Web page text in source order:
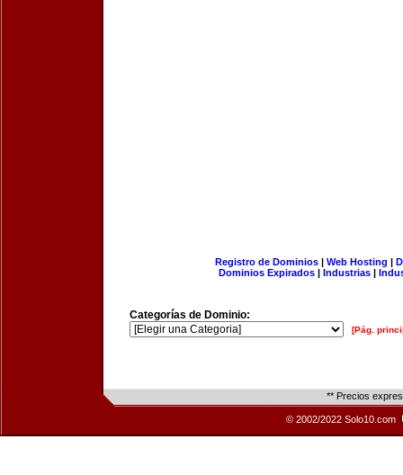
Registro de Dominios| Web Hosting |
Dominios Expirados | Industrias |
Categorías de Dominio:
[Pág.
** Precios
© 2002/2022 Solo10.com